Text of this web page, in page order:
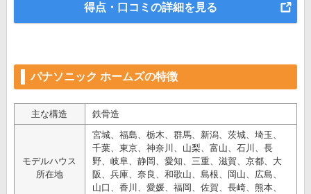
得点・口コミの詳細を見る
パナソニック ホームズの特徴
主な構造 鉄骨造
モデルハウス
所在地
宮城、福島、栃木、群馬、新潟、茨城、埼玉、
千葉、東京、神奈川、山梨、富山、石川、長
野、岐阜、静岡、愛知、三重、滋賀、京都、大
阪、兵庫、奈良、和歌山、島根、岡山、広島、
山口、香川、愛媛、福岡、佐賀、長崎、熊本、